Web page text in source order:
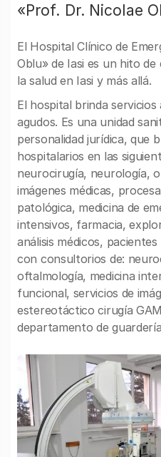
«Prof. Dr. Nicolae
El Hospital Clínico de
Oblu» de Iasi es un hito
la salud en Iasi y más allá.
El hospital brinda
agudos. Es una unidad
personalidad jurídica, que
hospitalarios en las
neurocirugía, neurología,
imágenes médicas,
patológica, medicina de
intensivos, farmacia,
análisis médicos,
con consultorios de:
oftalmología, medicina
funcional, servicios de
estereotáctico cirugía
departamento de